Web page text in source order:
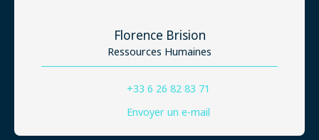
Florence Brision
Ressources Humaines
+33 6 26 82 83 71
Envoyer un e-mail